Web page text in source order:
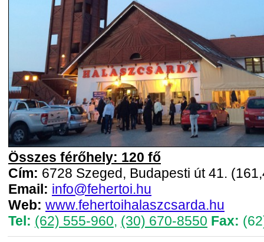
Összes férőhely: 120 fő
Cím: 6728 Szeged, Budapesti út 41.
Email: info@fehertoi.hu
Web: www.fehertoihalaszcsarda.hu
Tel: (62) 555-960, (30) 670-8550 Fax: